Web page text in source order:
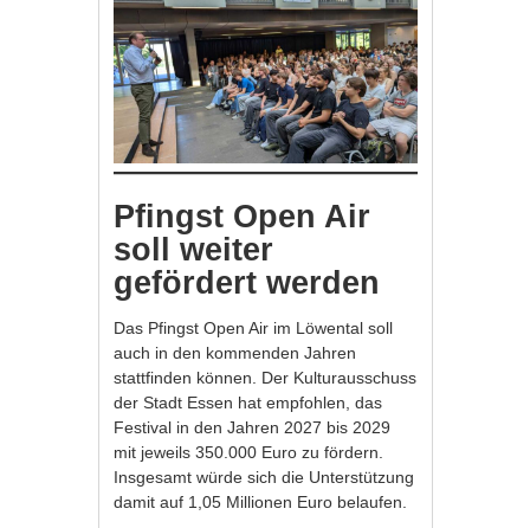
Pfingst Open Air
soll weiter
gefördert werden
Das Pfingst Open Air im Löwental soll
auch in den kommenden Jahren
stattfinden können. Der Kulturausschuss
der Stadt Essen hat empfohlen, das
Festival in den Jahren 2027 bis 2029
mit jeweils 350.000 Euro zu fördern.
Insgesamt würde sich die Unterstützung
damit auf 1,05 Millionen Euro belaufen.